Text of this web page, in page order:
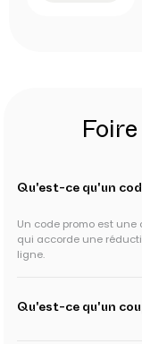
Qu'est-ce qu'un
Un code promo est
qui accorde une
ligne.
Qu'est-ce qu'un